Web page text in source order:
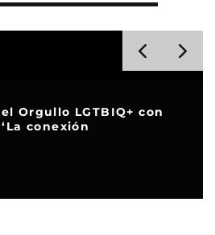
Orgullo LGTBIQ+ con
conexión